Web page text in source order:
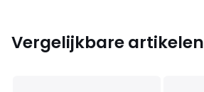
Vergelijkbare artikelen